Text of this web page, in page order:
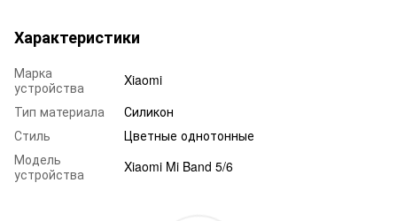
Характеристики
Марка
устройства
Xiaomi
Тип материала
Силикон
Стиль
Цветные однотонные
Модель
устройства
Xiaomi Mi Band 5/6